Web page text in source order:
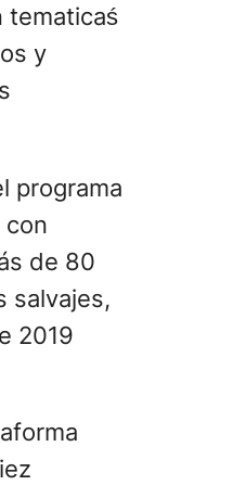
tematicaś
y
programa
con
de 80
salvajes,
2019